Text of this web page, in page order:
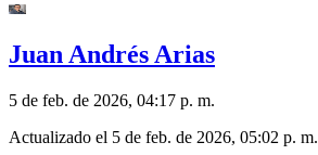
Juan Andrés Arias
5 de feb. de 2026, 04:17 p. m.
Actualizado el 5 de feb. de 2026, 05:02 p. m.